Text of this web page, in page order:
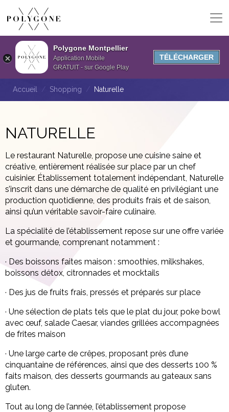
Polygone Montpellier
Application Mobile
GRATUIT - sur Google Play
TÉLÉCHARGER
Accueil Shopping Naturelle
NATURELLE
Le restaurant Naturelle, propose une cuisine saine et
créative, entièrement réalisée sur place par un chef
cuisinier. Établissement totalement indépendant, Naturelle
s’inscrit dans une démarche de qualité en privilégiant une
production quotidienne, des produits frais et de saison,
ainsi qu’un véritable savoir-faire culinaire.
La spécialité de l’établissement repose sur une offre variée
et gourmande, comprenant notamment :
· Des boissons faites maison : smoothies, milkshakes,
boissons détox, citronnades et mocktails
· Des jus de fruits frais, pressés et préparés sur place
· Une sélection de plats tels que le plat du jour, poke bowl
avec œuf, salade Caesar, viandes grillées accompagnées
de frites maison
· Une large carte de crêpes, proposant près d’une
cinquantaine de références, ainsi que des desserts 100 %
faits maison, des desserts gourmands au gateaux sans
gluten.
Tout au long de l’année, l’établissement propose